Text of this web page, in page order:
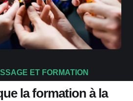
ET FORMATION
la formation à la